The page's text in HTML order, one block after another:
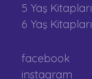
5 Yaş Kitapları
6 Yaş Kitapları
facebook
instagram